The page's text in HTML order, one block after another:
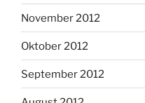
November 2012
Oktober 2012
September 2012